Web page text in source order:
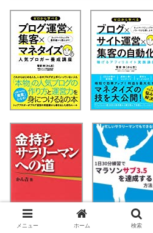
メニュー ホーム 検索